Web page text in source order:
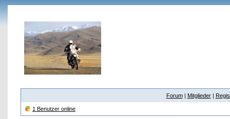
Forum| Mitglieder|
1 Benutzer online